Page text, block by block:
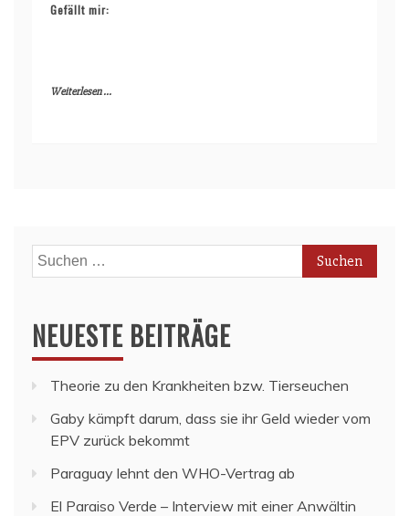
Gefällt mir:
Weiterlesen ...
Suchen
nach:
NEUESTE BEITRÄGE
Theorie zu den Krankheiten bzw. Tierseuchen
Gaby kämpft darum, dass sie ihr Geld wieder vom
EPV zurück bekommt
Paraguay lehnt den WHO-Vertrag ab
El Paraiso Verde – Interview mit einer Anwältin